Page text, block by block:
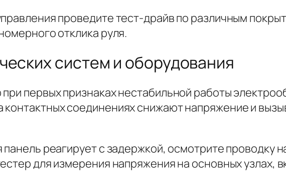
проведите тест-драйв по различным
отклика руля.
систем и оборудования
первых признаках нестабильной работы
соединениях снижают напряжение и
реагирует с задержкой, осмотрите проводку
для измерения напряжения на основных узлах,